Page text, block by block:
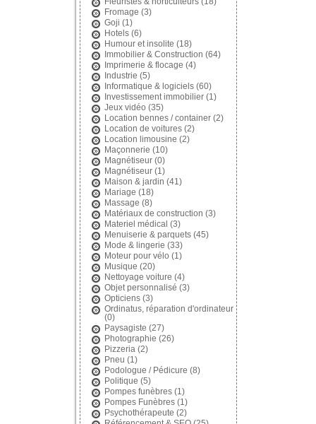
Fromage (3)
Goji (1)
Hotels(6)
Humour et insolite (18)
Immobilier & Construction (64)
Imprimerie & flocage (4)
Industrie (5)
Informatique & logiciels(60)
Investissement immobilier(1)
Jeux vidéo (35)
Location bennes / container(2)
Location de voitures(2)
Location limousine (2)
Maçonnerie (10)
Magnétiseur(0)
Magnétiseur(1)
Maison & jardin (41)
Mariage (18)
Massage (8)
Matériaux de construction (3)
Materiel médical (3)
Menuiserie & parquets(45)
Mode & lingerie (33)
Moteur pour vélo (1)
Musique (20)
Nettoyage voiture (4)
Objet personnalisé (3)
Opticiens(3)
Ordinatus, réparation d'ordinateur
(0)
Paysagiste (27)
Photographie (26)
Pizzeria (2)
Pneu (1)
Podologue / Pédicure (8)
Politique (5)
Pompes funèbres(1)
Pompes Funèbres(1)
Psychothérapeute (2)